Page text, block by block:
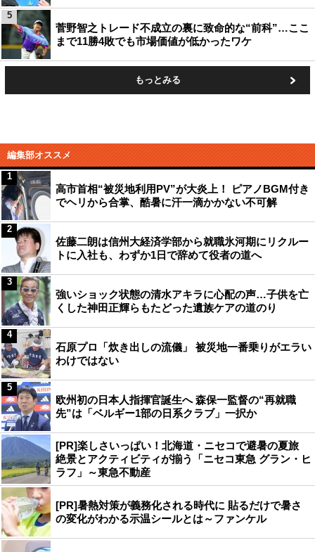
菅野智之トレード不成立の裏に致命的な“前科”…ここ
まで11勝4敗でも市場価値が低かったワケ
5
もっとみる
編集部オススメ
高市首相“被災地利用PV”が大炎上！ ピアノBGM付き
でヘリから合掌、酷暑に汗一滴かかない不可解
1
佐藤二朗は信州大経済学部から就職氷河期にリクルー
トに入社も、わずか1日で辞めて役者の道へ
2
強いショック状態の清水アキラに心配の声…子供を亡
くした神田正輝らもたどった遺族ケアの道のり
3
石原プロ「炊き出しの流儀」 被災地一番乗りがエラい
わけではない
4
欧州初の日本人指揮官誕生へ 森保一監督の“再就職
先”は「ベルギー1部の日系クラブ」一択か
5
[PR]楽しさいっぱい！北海道・ニセコで避暑の夏旅
絶景とアクティビティが揃う「ニセコ東急 グラン・ヒ
ラフ」～東急不動産
[PR]暑熱対策が義務化される時代に 貼るだけで暑さ
の変化がわかる示温シールとは～ファンケル